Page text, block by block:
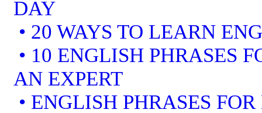
DAY
• 20 WAYS TO LEARN
• 10 ENGLISH PHRASES
AN EXPERT
• ENGLISH PHRASES